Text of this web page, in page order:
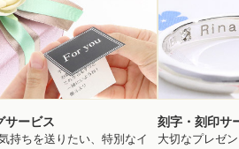
サービス
持ちを送りたい、特別なイ
刻字・刻印サ
大切なプレゼ